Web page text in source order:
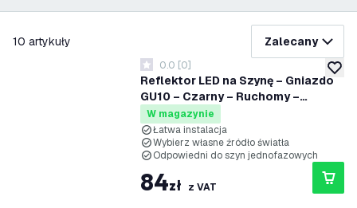
10 artykuły Zalecany
dodaj
Reflektor LED na Szynę – Gniazdo
GU10 – Czarny – Ruchomy –
Montowany Downlight –
125x95mm – Plug & Play
0 Gwiazdki oceny
0.0 [0]
W magazynie
Łatwa instalacja
Wybierz własne źródło światła
Odpowiedni do szyn jednofazowych
84zł z VAT
filtruj